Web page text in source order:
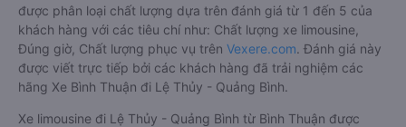
được phân loại chất lượng dựa trên đánh giá từ 1 đến 5 của
khách hàng với các tiêu chí như: Chất lượng xe limousine,
Đúng giờ, Chất lượng phục vụ trên Vexere.com. Đánh giá này
được viết trực tiếp bởi các khách hàng đã trải nghiệm các
hãng Xe Bình Thuận đi Lệ Thủy - Quảng Bình.
Xe limousine đi Lệ Thủy - Quảng Bình từ Bình Thuận được